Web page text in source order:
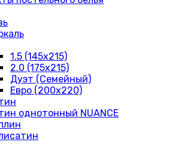
1.5 (145х215)
2.0 (175х215)
Дуэт (Семейный)
Евро (200х220)
однотонный NUANCE